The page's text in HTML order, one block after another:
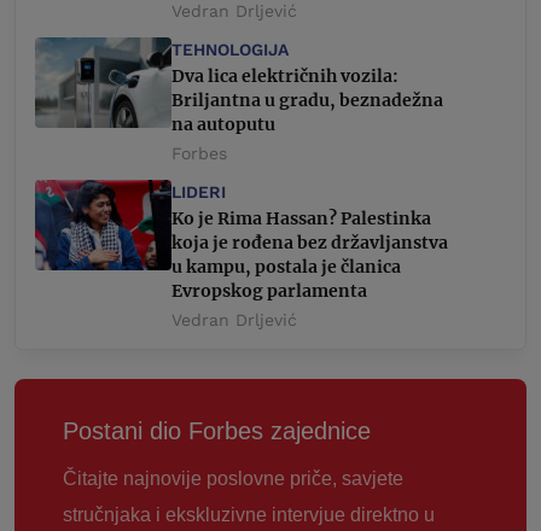
Vedran Drljević
TEHNOLOGIJA
Dva lica električnih vozila:
Briljantna u gradu, beznadežna
na autoputu
Forbes
LIDERI
Ko je Rima Hassan? Palestinka
koja je rođena bez državljanstva
u kampu, postala je članica
Evropskog parlamenta
Vedran Drljević
Postani dio Forbes zajednice
Čitajte najnovije poslovne priče, savjete
stručnjaka i ekskluzivne intervjue direktno u